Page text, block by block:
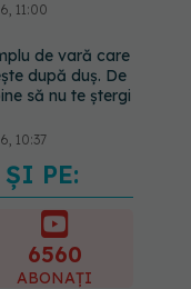
11:00
de vară care
după duș. De
să nu te ștergi
10:37
intestin care a
musculară cu
14:00
ȘI PE:
6560
ABONAȚI